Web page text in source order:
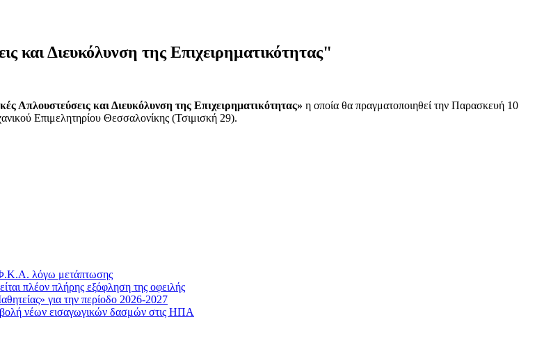
Διευκόλυνση της Επιχειρηματικότητας"
Απλουστεύσεις και Διευκόλυνση της Επιχειρηματικότητας» η οποία θα πραγματοποιηθεί την Παρασκευή 10
Επιμελητηρίου Θεσσαλονίκης (Τσιμισκή 29).
λόγω μετάπτωσης
πλέον πλήρης εξόφληση της οφειλής
για την περίοδο 2026-2027
νέων εισαγωγικών δασμών στις ΗΠΑ